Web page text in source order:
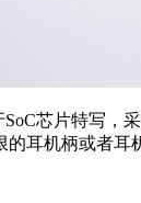
芯片特写，
的耳机柄或者耳